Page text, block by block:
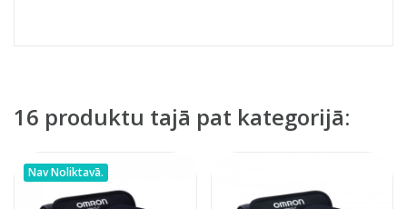
16 produktu tajā pat kategorijā:
Nav Noliktavā.